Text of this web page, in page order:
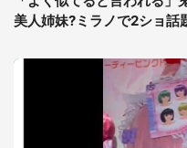
美人姉妹?ミラノで2ショ話